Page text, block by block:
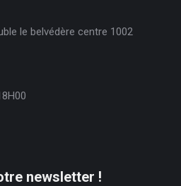
le belvédère centre 1002
newsletter !